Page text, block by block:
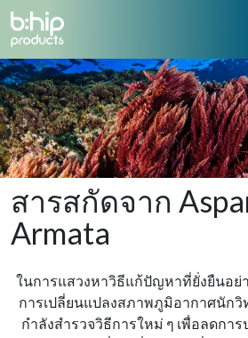
สารสกัดจาก
Armata
ในการแสวงหาวิธีแก้ปัญหาที่ยั่งยืนอย่
การเปลี่ยนแปลงสภาพภูมิอากาศนักวิ
กําลังสํารวจวิธีการใหม่ ๆ เพื่อลดกา